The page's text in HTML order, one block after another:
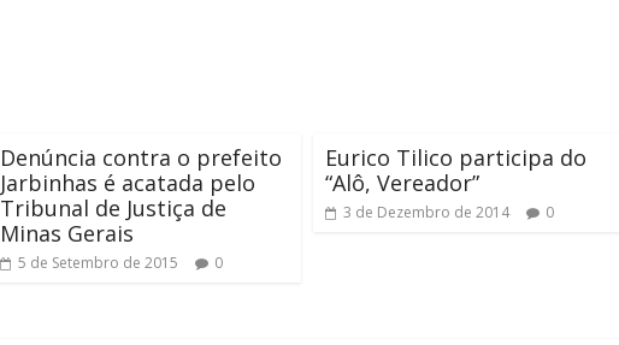
Denúncia contra o prefeito
Jarbinhas é acatada pelo
Tribunal de Justiça de
Minas Gerais
5 de Setembro de 2015 0
Eurico Tilico participa do
“Alô, Vereador”
3 de Dezembro de 2014 0